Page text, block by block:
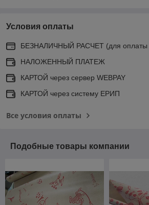
Условия оплаты
БЕЗНАЛИЧНЫЙ РАСЧЕТ (для оплаты
НАЛОЖЕННЫЙ ПЛАТЕЖ
КАРТОЙ через сервер WEBPAY
КАРТОЙ через систему ЕРИП
Все условия оплаты
Подобные товары компании